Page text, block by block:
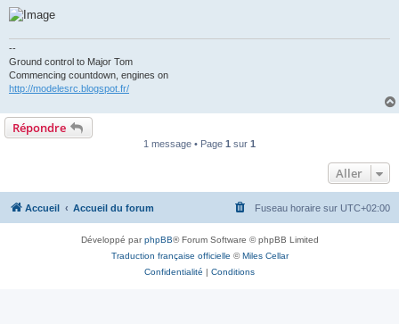
--
Ground control to Major Tom
Commencing countdown, engines on
http://modelesrc.blogspot.fr/
Répondre
1 message • Page 1 sur 1
Aller
Accueil Accueil du forum Fuseau horaire sur UTC+02:00
Développé parphpBB® Forum Software © phpBB Limited
Traduction française officielle ©Miles Cellar
Confidentialité | Conditions